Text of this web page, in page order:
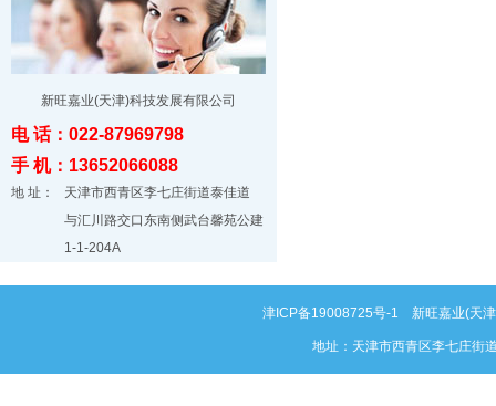
新旺嘉业(天津)科技发展有限公司
电 话：022-87969798
手 机：13652066088
地 址：
天津市西青区李七庄街道泰佳道
与汇川路交口东南侧武台馨苑公建
1-1-204A
津ICP备19008725号-1 新旺嘉业(天
地址：天津市西青区李七庄街